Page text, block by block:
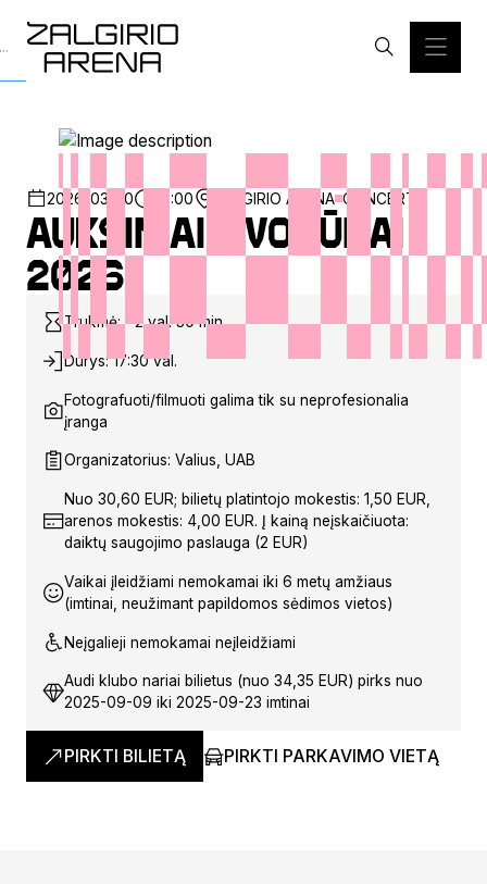
2026-03-30 19:00 ZALGIRIO ARENA CONCERT
Auksiniai svogūnai
2026
Trukmė: ~2 val. 30 min.
Durys: 17:30 val.
Fotografuoti/filmuoti galima tik su neprofesionalia
įranga
Organizatorius: Valius, UAB
Nuo 30,60 EUR; bilietų platintojo mokestis: 1,50 EUR,
arenos mokestis: 4,00 EUR. Į kainą neįskaičiuota:
daiktų saugojimo paslauga (2 EUR)
Vaikai įleidžiami nemokamai iki 6 metų amžiaus
(imtinai, neužimant papildomos sėdimos vietos)
Neįgalieji nemokamai neįleidžiami
Audi klubo nariai bilietus (nuo 34,35 EUR) pirks nuo
2025-09-09 iki 2025-09-23 imtinai
PIRKTI BILIETĄ PIRKTI PARKAVIMO VIETĄ